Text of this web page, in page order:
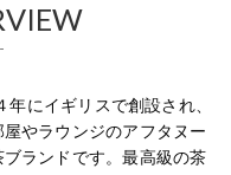
にイギリスで創設され、
やラウンジのアフタヌー
ランドです。最高級の茶